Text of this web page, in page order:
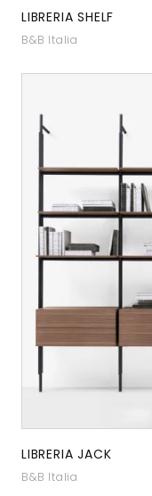
LIBRERIA SHELF
B&B Italia
LIBRERIA JACK
B&B Italia